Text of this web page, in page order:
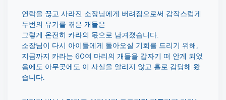
연락을 끊고 사라진 소장님에게 버려짐으로써 갑작스럽게
두번의 유기를 겪은 개들은
그렇게 온전히 카라의 몫으로 남겨졌습니다.
소장님이 다시 아이들에게 돌아오실 기회를 드리기 위해,
지금까지 카라는 60여 마리의 개들을 갑자기 떠 안게 되었
음에도 아무곳에도 이 사실을 알리지 않고 홀로 감당해 왔
습니다.